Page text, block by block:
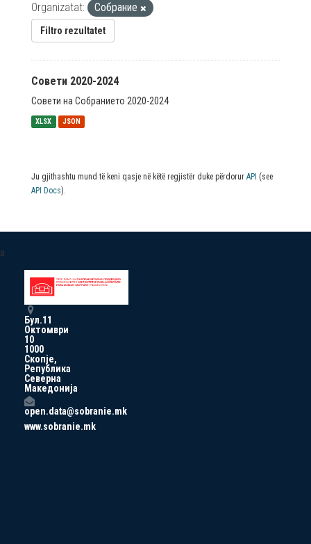
Organizatat:
Собрание
Filtro rezultatet
Совети 2020-2024
Совети на Собранието 2020-2024
XLSX JSON
Ju gjithashtu mund të keni qasje në këtë regjistër duke përdorur API (see
API Docs).
a
Бул.11
Октомври
10
1000
Скопје,
Република
Северна
Македонија
open.data@sobranie.mk
www.sobranie.mk